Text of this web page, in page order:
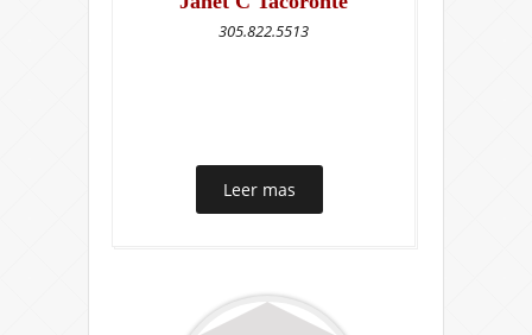
305.822.5513
Leer mas